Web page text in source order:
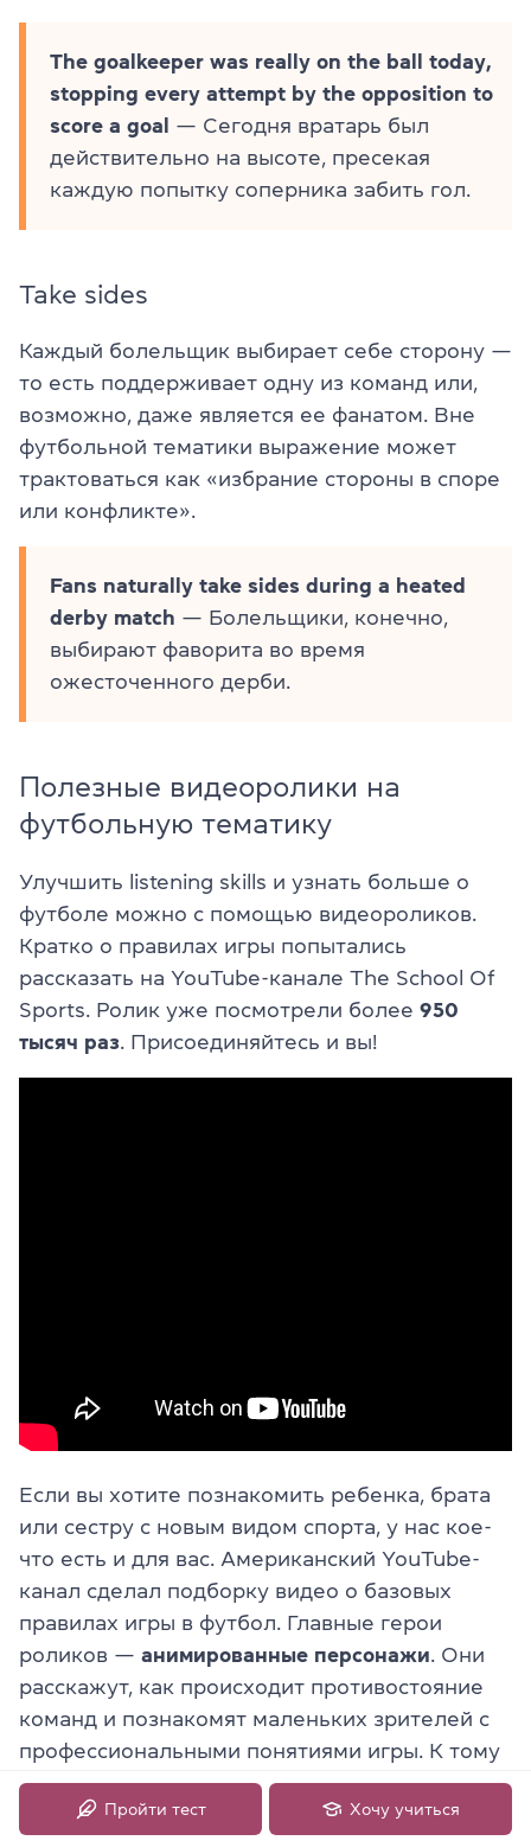
The goalkeeper was really on the ball today,
stopping every attempt by the opposition to
score a goal
— Сегодня вратарь был
действительно на высоте, пресекая
каждую попытку соперника забить гол.
Take sides
Каждый болельщик выбирает себе сторону —
то есть поддерживает одну из команд или,
возможно, даже является ее фанатом. Вне
футбольной тематики выражение может
трактоваться как «избрание стороны в споре
или конфликте».
Fans naturally take sides during a heated
derby match — Болельщики, конечно,
выбирают фаворита во время
ожесточенного дерби.
Полезные видеоролики на
футбольную тематику
Улучшить listening skills и узнать больше о
футболе можно с помощью видеороликов.
Кратко о правилах игры попытались
рассказать на YouTube-канале The School Of
Sports. Ролик уже посмотрели более 950
тысяч раз. Присоединяйтесь и вы!
Если вы хотите познакомить ребенка, брата
или сестру с новым видом спорта, у нас кое-
что есть и для вас. Американский YouTube-
канал сделал подборку видео о базовых
правилах игры в футбол. Главные герои
роликов — анимированные персонажи. Они
расскажут, как происходит противостояние
команд и познакомят маленьких зрителей с
профессиональными понятиями игры. К тому
же всё это будет на английском.
Пройти тест Хочу учиться